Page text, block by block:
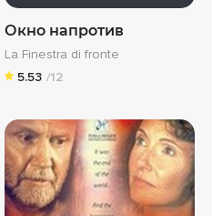
Окно напротив
La Finestra di fronte
5.53 /12